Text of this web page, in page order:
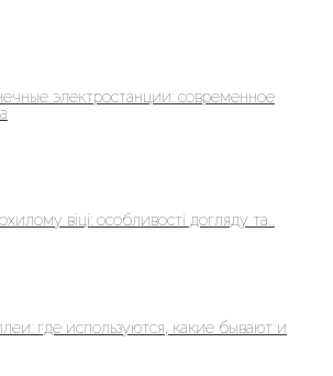
электростанции: современное
віці: особливості догляду та...
где используются, какие бывают и